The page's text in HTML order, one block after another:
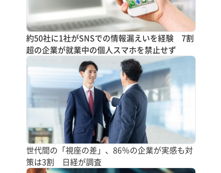
約50社に1社がSNSでの情報漏えいを経験 7割
超の企業が就業中の個人スマホを禁止せず
世代間の「視座の差」、86％の企業が実感も対
策は3割 日経が調査